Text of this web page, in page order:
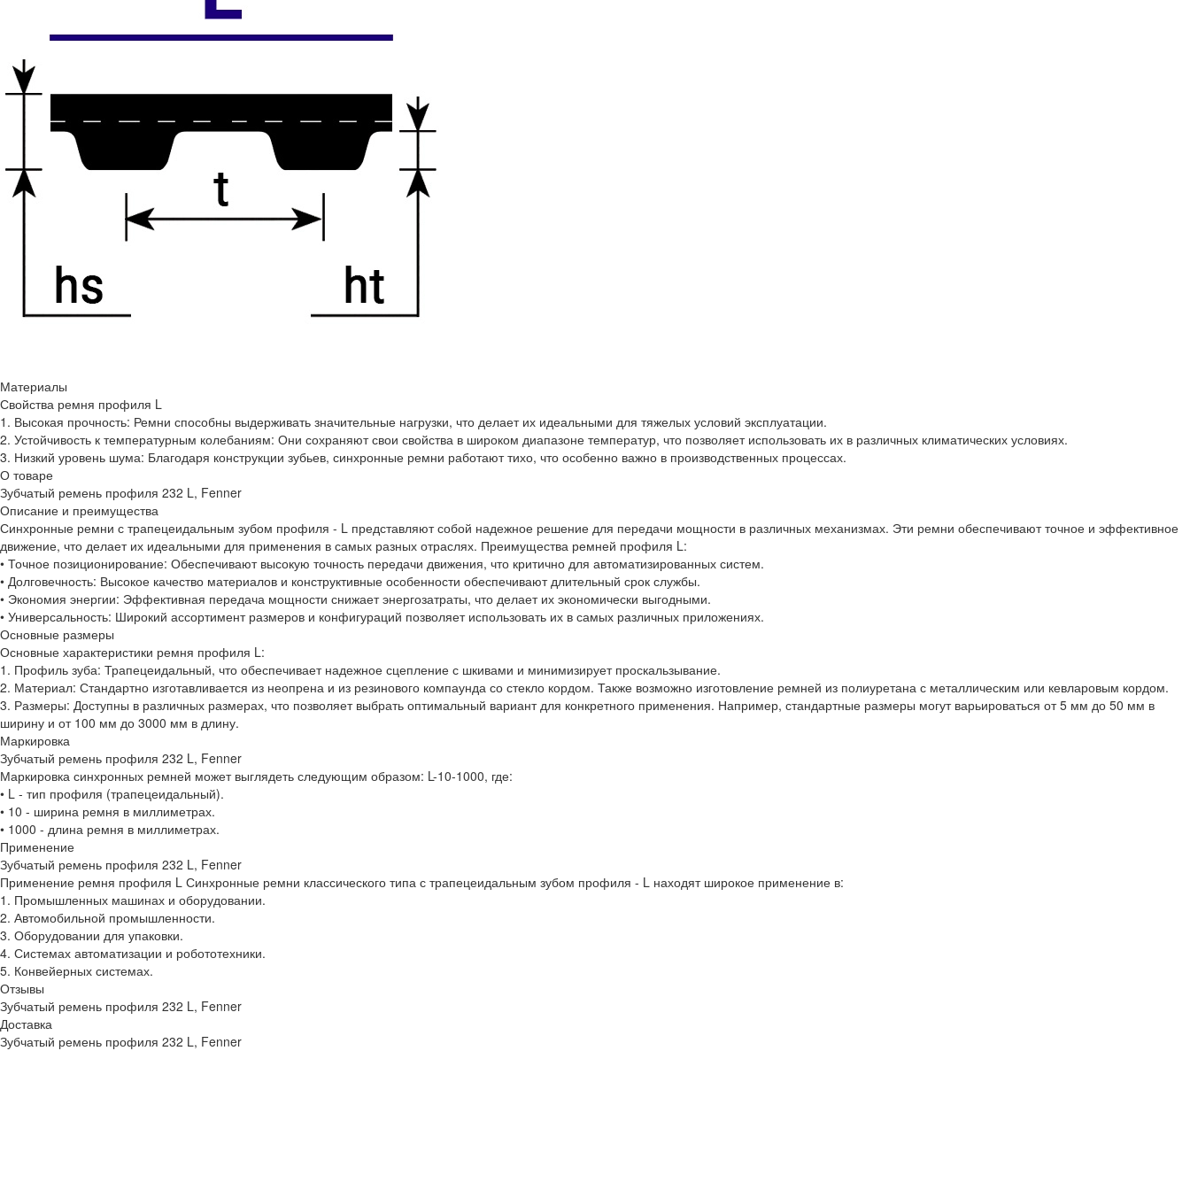
Материалы
Свойства ремня профиля L
1. Высокая прочность: Ремни способны выдерживать значительные нагрузки, что делает их идеальными для тяжелых условий эксплуатации.
2. Устойчивость к температурным колебаниям: Они сохраняют свои свойства в широком диапазоне температур, что позволяет использовать их в различных климатических условиях.
3. Низкий уровень шума: Благодаря конструкции зубьев, синхронные ремни работают тихо, что особенно важно в производственных процессах.
О товаре
Зубчатый ремень профиля 232 L, Fenner
Описание и преимущества
Синхронные ремни с трапецеидальным зубом профиля - L представляют собой надежное решение для передачи мощности в различных механизмах. Эти ремни обеспечивают точное и эффективное
движение, что делает их идеальными для применения в самых разных отраслях. Преимущества ремней профиля L:
• Точное позиционирование: Обеспечивают высокую точность передачи движения, что критично для автоматизированных систем.
• Долговечность: Высокое качество материалов и конструктивные особенности обеспечивают длительный срок службы.
• Экономия энергии: Эффективная передача мощности снижает энергозатраты, что делает их экономически выгодными.
• Универсальность: Широкий ассортимент размеров и конфигураций позволяет использовать их в самых различных приложениях.
Основные размеры
Основные характеристики ремня профиля L:
1. Профиль зуба: Трапецеидальный, что обеспечивает надежное сцепление с шкивами и минимизирует проскальзывание.
2. Материал: Стандартно изготавливается из неопрена и из резинового компаунда со стекло кордом. Также возможно изготовление ремней из полиуретана с металлическим или кевларовым кордом.
3. Размеры: Доступны в различных размерах, что позволяет выбрать оптимальный вариант для конкретного применения. Например, стандартные размеры могут варьироваться от 5 мм до 50 мм в
ширину и от 100 мм до 3000 мм в длину.
Маркировка
Зубчатый ремень профиля 232 L, Fenner
Маркировка синхронных ремней может выглядеть следующим образом: L-10-1000, где:
• L - тип профиля (трапецеидальный).
• 10 - ширина ремня в миллиметрах.
• 1000 - длина ремня в миллиметрах.
Применение
Зубчатый ремень профиля 232 L, Fenner
Применение ремня профиля L Синхронные ремни классического типа с трапецеидальным зубом профиля - L находят широкое применение в:
1. Промышленных машинах и оборудовании.
2. Автомобильной промышленности.
3. Оборудовании для упаковки.
4. Системах автоматизации и робототехники.
5. Конвейерных системах.
Отзывы
Зубчатый ремень профиля 232 L, Fenner
Доставка
Зубчатый ремень профиля 232 L, Fenner